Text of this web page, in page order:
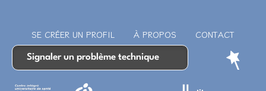
SE CRÉER UN PROFIL À PROPOS CONTACT
Signaler un problème technique